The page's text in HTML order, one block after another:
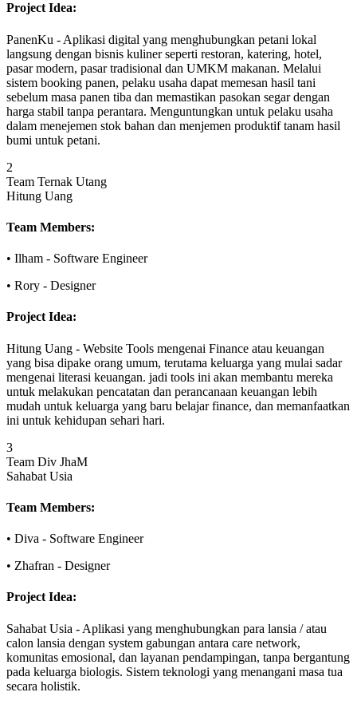
Project Idea:
PanenKu - Aplikasi digital yang menghubungkan petani lokal
langsung dengan bisnis kuliner seperti restoran, katering, hotel,
pasar modern, pasar tradisional dan UMKM makanan. Melalui
sistem booking panen, pelaku usaha dapat memesan hasil tani
sebelum masa panen tiba dan memastikan pasokan segar dengan
harga stabil tanpa perantara. Menguntungkan untuk pelaku usaha
dalam menejemen stok bahan dan menjemen produktif tanam hasil
bumi untuk petani.
2
Team Ternak Utang
Hitung Uang
Team Members:
• Ilham - Software Engineer
• Rory - Designer
Project Idea:
Hitung Uang - Website Tools mengenai Finance atau keuangan
yang bisa dipake orang umum, terutama keluarga yang mulai sadar
mengenai literasi keuangan. jadi tools ini akan membantu mereka
untuk melakukan pencatatan dan perancanaan keuangan lebih
mudah untuk keluarga yang baru belajar finance, dan memanfaatkan
ini untuk kehidupan sehari hari.
3
Team Div JhaM
Sahabat Usia
Team Members:
• Diva - Software Engineer
• Zhafran - Designer
Project Idea:
Sahabat Usia - Aplikasi yang menghubungkan para lansia / atau
calon lansia dengan system gabungan antara care network,
komunitas emosional, dan layanan pendampingan, tanpa bergantung
pada keluarga biologis. Sistem teknologi yang menangani masa tua
secara holistik.